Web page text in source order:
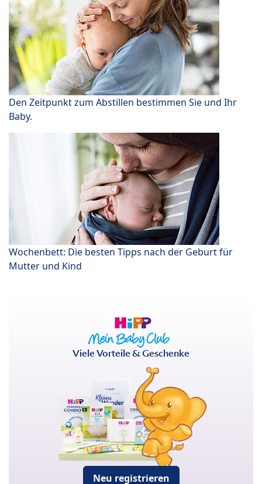
Den Zeitpunkt zum Abstillen bestimmen Sie und Ihr
Baby.
Wochenbett: Die besten Tipps nach der Geburt für
Mutter und Kind
Viele Vorteile & Geschenke
Neu registrieren